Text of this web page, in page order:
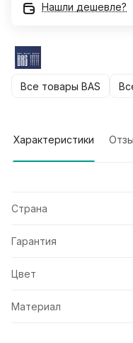
Нашли дешевле?
Все товары BAS
Характеристики
Страна
Гарантия
Цвет
Материал